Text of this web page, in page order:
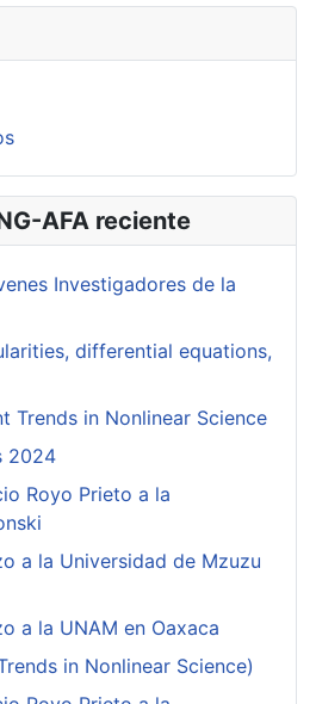
AFA reciente
Investigadores de la
differential equations,
Trends in Nonlinear Science
2024
Royo Prieto a la
a la Universidad de Mzuzu
a la UNAM en Oaxaca
in Nonlinear Science)